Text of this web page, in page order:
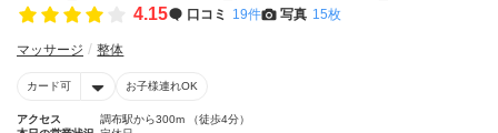
4.15 口コミ 19件 写真 15枚
マッサージ 整体
カード可 お子様連れOK
アクセス
調布駅から300m （徒歩4分）